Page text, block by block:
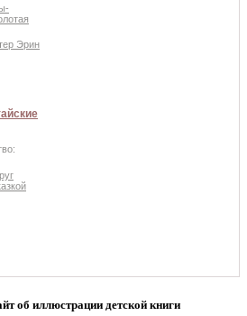
Эрин
об иллюстрации детской книги